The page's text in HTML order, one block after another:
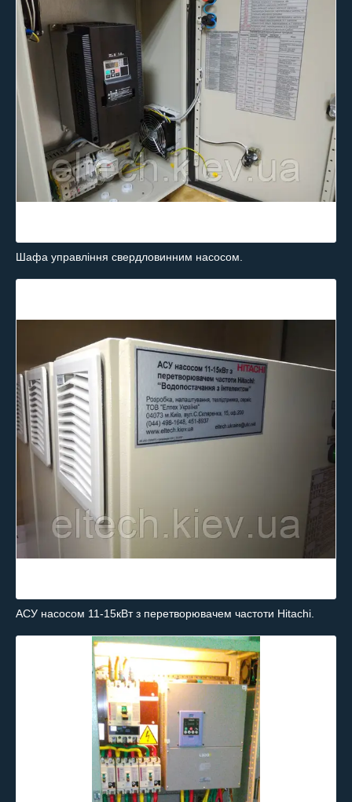
Шафа управління свердловинним насосом.
АСУ насосом 11-15кВт з перетворювачем частоти Hitachi.